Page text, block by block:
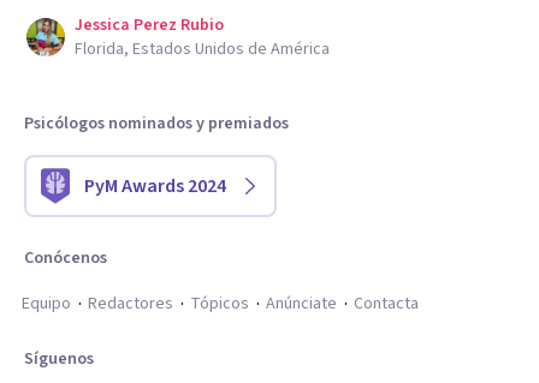
Jessica Perez Rubio
Florida, Estados Unidos de América
Psicólogos nominados y premiados
PyM Awards 2024
Conócenos
Equipo
Redactores Tópicos Anúnciate Contacta
Síguenos